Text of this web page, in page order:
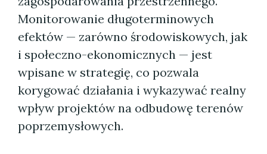
Monitorowanie długoterminowych
efektów — zarówno środowiskowych, jak
i społeczno-ekonomicznych — jest
wpisane w strategię, co pozwala
korygować działania i wykazywać realny
wpływ projektów na odbudowę terenów
poprzemysłowych.